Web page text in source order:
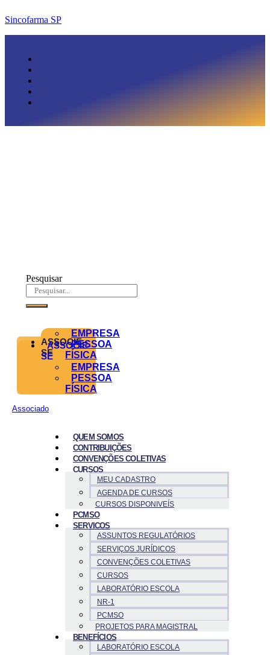
Sincofarma SP
Pesquisar
ASSOCIE-
SE
EMPRESA
PESSOA
FÍSICA
ASSOCIE-
SE
EMPRESA
PESSOA
FÍSICA
Associado
QUEM SOMOS
CONTRIBUIÇÕES
CONVENÇÕES COLETIVAS
CURSOS
MEU CADASTRO
AGENDA DE CURSOS
CURSOS DISPONIVEÍS
PCMSO
SERVICOS
ASSUNTOS REGULATÓRIOS
SERVIÇOS JURÍDICOS
CONVENÇÕES COLETIVAS
CURSOS
LABORATÓRIO ESCOLA
NR-1
PCMSO
PROJETOS PARA MAGISTRAL
BENEFÍCIOS
LABORATÓRIO ESCOLA